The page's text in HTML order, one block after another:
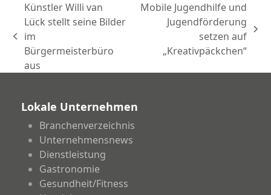
vorheriger
Beitrag:
Künstler Willi van
Lück stellt seine Bilder
im
Bürgermeisterbüro
aus
Beitrag:
Mobile Jugendhilfe und
Jugendförderung
setzen auf
„Kreativpäckchen“
Lokale Unternehmen
Branchenverzeichnis
Unternehmensnews
Dienstleistung
Gastronomie
Gesundheit/Fitness